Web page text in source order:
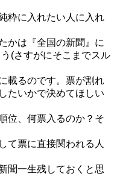
粋に入れたい人に入れ
かは『全国の新聞』に
(さすがにそこまでスル
載るのです。票が割れ
たいかで決めてほしい
位、何票入るのか？そ
て票に直接関われる人
聞一生残しておくと思